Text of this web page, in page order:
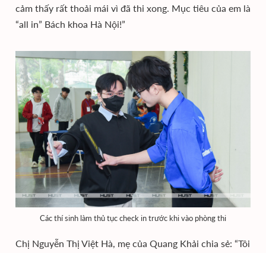
cảm thấy rất thoải mái vì đã thi xong. Mục tiêu của em là
“all in” Bách khoa Hà Nội!”
Các thí sinh làm thủ tục check in trước khi vào phòng thi
Chị Nguyễn Thị Việt Hà, mẹ của Quang Khải chia sẻ: “Tôi